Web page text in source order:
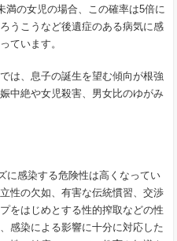
満の女児の場合、この確率は5倍に
うこうなど後遺症のある病気に感
ています。
は、息子の誕生を望む傾向が根強
中絶や女児殺害、男女比のゆがみ
に感染する危険性は高くなってい
性の欠如、有害な伝統慣習、交渉
をはじめとする性的搾取などの性
感染による影響に十分に対応した